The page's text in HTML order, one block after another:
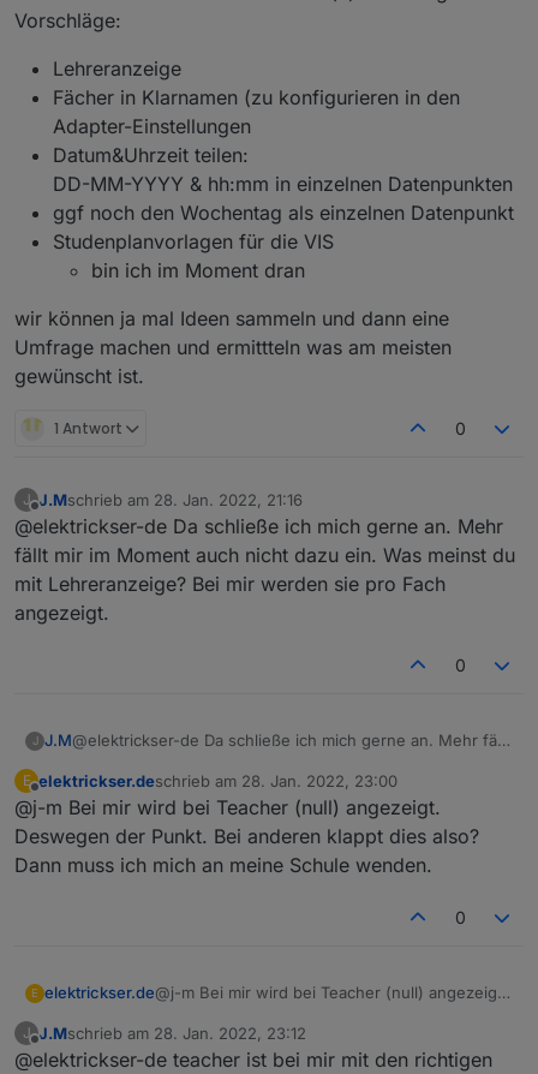
Anonymous läuft. Version wird gleich veröffentlicht.
Bitte testen!
Vorschläge:
Lehreranzeige
Fächer in Klarnamen (zu konfigurieren in den
Adapter-Einstellungen
Datum&Uhrzeit teilen:
DD-MM-YYYY & hh:mm in einzelnen Datenpunkten
ggf noch den Wochentag als einzelnen Datenpunkt
Studenplanvorlagen für die VIS
bin ich im Moment dran
wir können ja mal Ideen sammeln und dann eine
Umfrage machen und ermittteln was am meisten
gewünscht ist.
1 Antwort 0
J
Offline
J.Mschrieb am 28. Jan. 2022, 21:16
zuletzt editiert von
@elektrickser-de Da schließe ich mich gerne an. Mehr
fällt mir im Moment auch nicht dazu ein. Was meinst du
mit Lehreranzeige? Bei mir werden sie pro Fach
angezeigt.
0
J J.M@elektrickser-de Da schließe ich mich gerne an. Mehr fällt
Lehreranzeige? Bei mir werden sie pro Fach angezeigt.
E
Offline
elektrickser.deschrieb am 28. Jan. 2022, 23:00
zuletzt editiert von
@j-m Bei mir wird bei Teacher (null) angezeigt.
Deswegen der Punkt. Bei anderen klappt dies also?
Dann muss ich mich an meine Schule wenden.
0
E elektrickser.de@j-m Bei mir wird bei Teacher (null) angezeigt.
also?
Dann muss ich mich an meine Schule wenden.
J
Offline
J.Mschrieb am 28. Jan. 2022, 23:12
zuletzt editiert von
@elektrickser-de teacher ist bei mir mit den richtigen